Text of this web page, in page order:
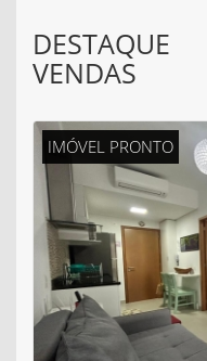
DESTAQUE
VENDAS
IMÓVEL PRONTO